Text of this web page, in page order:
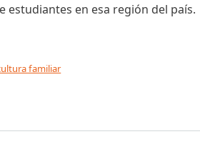
estudiantes en esa región del país.
familiar